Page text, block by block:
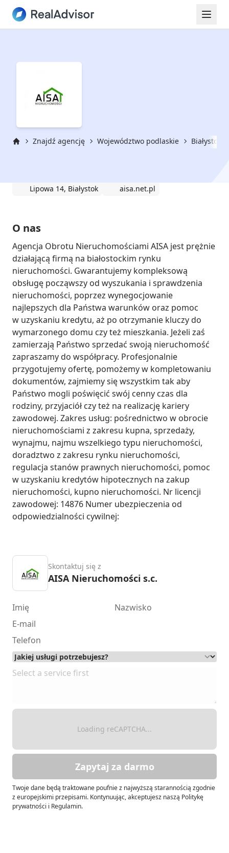
Znajdź agencję Województwo podlaskie Białystok
Lipowa 14, Białystok aisa.net.pl
O nas
Agencja Obrotu Nieruchomościami AISA jest prężnie
działającą firmą na białostockim rynku
nieruchomości. Gwarantujemy kompleksową
obsługę począwszy od wyszukania i sprawdzenia
nieruchomości, poprzez wynegocjowanie
najlepszych dla Państwa warunków oraz pomoc
w uzyskaniu kredytu, aż po otrzymanie kluczy do
wymarzonego domu czy też mieszkania. Jeżeli zaś
zamierzają Państwo sprzedać swoją nieruchomość
zapraszamy do współpracy. Profesjonalnie
przygotujemy ofertę, pomożemy w kompletowaniu
dokumentów, zajmiemy się wszystkim tak aby
Państwo mogli poświęcić swój cenny czas dla
rodziny, przyjaciół czy też na realizację kariery
zawodowej. Zakres usług: pośrednictwo w obrocie
nieruchomościami z zakresu kupna, sprzedaży,
wynajmu, najmu wszelkiego typu nieruchomości,
doradztwo z zakresu rynku nieruchomości,
regulacja stanów prawnych nieruchomości, pomoc
w uzyskaniu kredytów hipotecznych na zakup
nieruchomości, kupno nieruchomości. Nr licencji
zawodowej: 14876 Numer ubezpieczenia od
odpowiedzialności cywilnej:
Skontaktuj się z
AISA Nieruchomości s.c.
Loading reCAPTCHA...
Zapytaj za darmo
Twoje dane będą traktowane poufnie z najwyższą starannością zgodnie
z europejskimi przepisami. Kontynuując, akceptujesz naszą Politykę
prywatności i Regulamin.